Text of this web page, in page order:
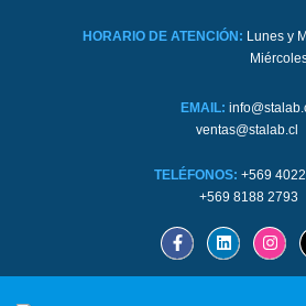
HORARIO DE ATENCIÓN: Lunes y
Miércoles a Viernes
EMAIL:
ventas@stalab.cl
TELÉFONOS:+569
+569 8188 2793